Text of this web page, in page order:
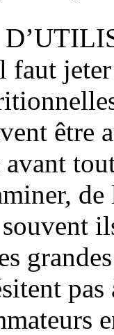
faut
être
avant
de